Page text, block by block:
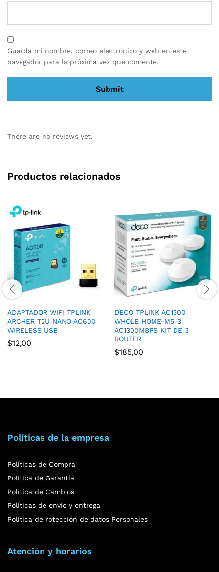
Guarda mi nombre, correo electrónico y web en este
navegador para la próxima vez que comente.
There are no reviews yet.
Productos relacionados
ADAPTADOR WIFI TPLINK
ARCHER T2U NANO AC600
WIRELESS USB
$12,00
DECO TPLINK AC1300
WHOLE HOME-M5-3
AC1300MBPS KIT DE 3
ROUTER
$185,00
Políticas de la empresa
Políticas de Compra
Política de Garantía
Política de Cambios
Políticas de envío y entrega
Política de rotección de datos Personales
Atención y horarios